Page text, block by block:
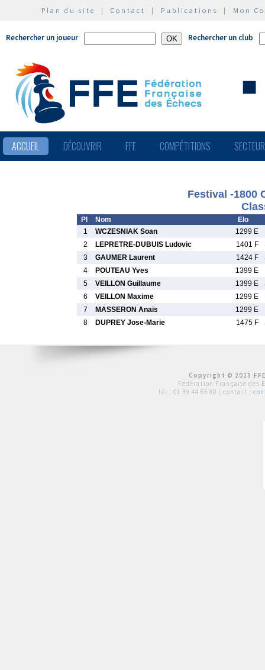
Plan du site | Contact | Publications | Mon
Rechercher un joueur Rechercher un club
ACCUEIL DÉCOUVRIR FFE COMPÉTITIONS
Festival -1800
Pl Nom
Elo
1
WCZESNIAK Soan
1299 E
2
LEPRETRE-DUBUIS Ludovic 1401 F
3
GAUMER Laurent 1424 F
4
POUTEAU Yves
1399 E
5
VEILLON Guillaume 1399 E
6
VEILLON Maxime 1299 E
7
MASSERON Anais
1299 E
8
DUPREY Jose-Marie 1475 F
Copyright © 2015
Fédération Française des
tél : 01 39 44 65 80 | contact :